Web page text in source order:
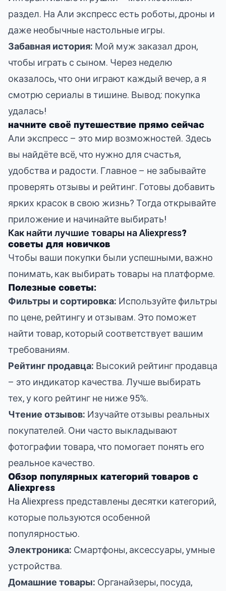
раздел. На Али экспресс есть роботы, дроны и
даже необычные настольные игры.
Забавная история: Мой муж заказал дрон,
чтобы играть с сыном. Через неделю
оказалось, что они играют каждый вечер, а я
смотрю сериалы в тишине. Вывод: покупка
удалась!
начните своё путешествие прямо сейчас
Али экспресс – это мир возможностей. Здесь
вы найдёте всё, что нужно для счастья,
удобства и радости. Главное – не забывайте
проверять отзывы и рейтинг. Готовы добавить
ярких красок в свою жизнь? Тогда открывайте
приложение и начинайте выбирать!
Как найти лучшие товары на Aliexpress?
советы для новичков
Чтобы ваши покупки были успешными, важно
понимать, как выбирать товары на платформе.
Полезные советы:
Фильтры и сортировка: Используйте фильтры
по цене, рейтингу и отзывам. Это поможет
найти товар, который соответствует вашим
требованиям.
Рейтинг продавца: Высокий рейтинг продавца
– это индикатор качества. Лучше выбирать
тех, у кого рейтинг не ниже 95%.
Чтение отзывов: Изучайте отзывы реальных
покупателей. Они часто выкладывают
фотографии товара, что помогает понять его
реальное качество.
Обзор популярных категорий товаров с
Aliexpress
На Aliexpress представлены десятки категорий,
которые пользуются особенной
популярностью.
Электроника: Смартфоны, аксессуары, умные
устройства.
Домашние товары: Органайзеры, посуда,